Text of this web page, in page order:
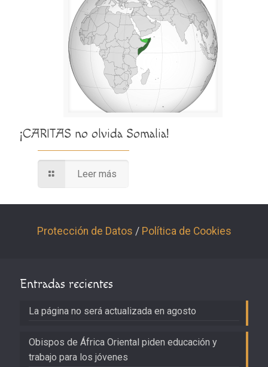
¡CARITAS no olvida Somalia!
Leer más
Protección de Datos / Política de Cookies
Entradas recientes
La página no será actualizada en agosto
Obispos de África Oriental piden educación y
trabajo para los jóvenes